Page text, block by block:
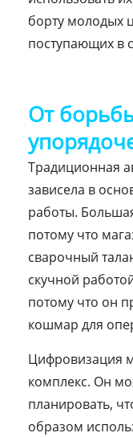
борту молодых
поступающих в
От
Традиционная
зависела в
работы.
потому что
сварочный
скучной
потому что он
кошмар для
Цифровизация
комплекс. Он
планировать,
образом